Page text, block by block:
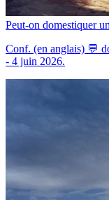
Peut-on domestiquer
Conf. (en anglais) 💬
- 4 juin 2026.